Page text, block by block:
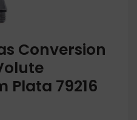
Conversion
Plata 79216